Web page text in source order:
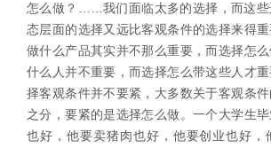
怎么做？……我们面临太多的选择，而这些
态层面的选择又远比客观条件的选择来得
做什么产品其实并不那么重要，而选择怎
什么人并不重要，而选择怎么带这些人才
择客观条件并不要紧，大多数关于客观条
之分，要紧的是选择怎么做。一个大学生
也好，他要卖猪肉也好，他要创业也好，